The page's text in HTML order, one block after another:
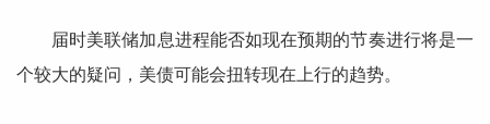
届时美联储加息进程能否如现在预期的节奏进行将是一
个较大的疑问，美债可能会扭转现在上行的趋势。